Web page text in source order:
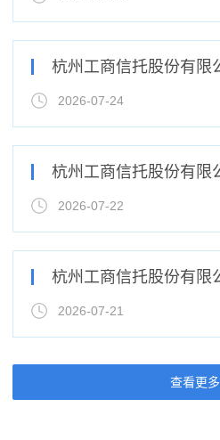
2026-07-24
2026-07-22
2026-07-21
查看更多